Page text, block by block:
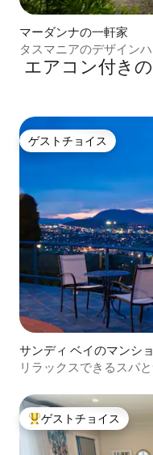
マーダンナの一軒家
タスマニアのデザイン
エアコン付き
ゲストチョイス
ゲストチョイス
サンディ ベイのマンシ
リラックスできるスパ
大好評のゲストチョイ
ゲストチョイス